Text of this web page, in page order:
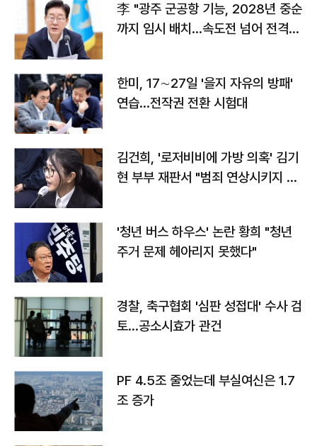
李 "광주 군공항 기능, 2028년 중순
까지 임시 배치…속도전 넘어 전격
한미, 17∼27일 '을지 자유의 방패'
연습…전작권 전환 시험대
김건희, '로저비비에 가방 의혹' 김기
현 부부 재판서 "범죄 연상시키지 말
'청년 버스 하우스' 논란 황희 "청년
주거 문제 헤아리지 못했다"
경찰, 축구협회 '심판 성접대' 수사 검
토…공소시효가 관건
PF 4.5조 줄었는데 부실여신은 1.7
조 증가